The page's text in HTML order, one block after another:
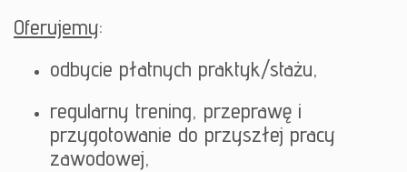
Oferujemy:
odbycie płatnych praktyk/stażu,
regularny trening, przeprawę i
przygotowanie do przyszłej pracy
zawodowej,